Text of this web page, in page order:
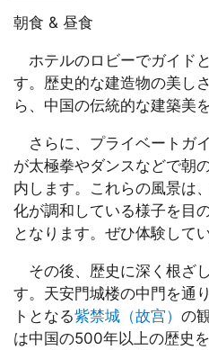
朝食 & 昼食
ホテルのロビーでガイドと
す。歴史的な建造物の美し
ら、中国の伝統的な建築美
さらに、プライベートガ
が太極拳やダンスなどで朝
内します。これらの風景は
化が調和している様子を目
となります。ぜひ体験して
その後、歴史に深く根ざ
す。天安門城楼の中門を通
トとなる紫禁城（故宫） の
は中国の500年以上の歴史